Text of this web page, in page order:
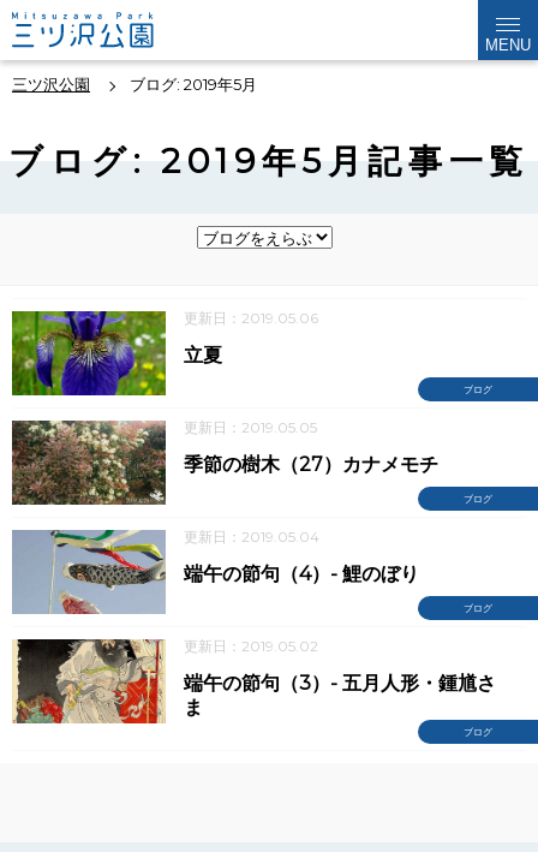
MENU
三ツ沢公園 ブログ: 2019年5月
ブログ: 2019年5月記事一覧
更新日：2019.05.06
ブログ
立夏
更新日：2019.05.05
ブログ
季節の樹木（27）カナメモチ
更新日：2019.05.04
ブログ
端午の節句（4）- 鯉のぼり
更新日：2019.05.02
ブログ
端午の節句（3）- 五月人形・鍾馗さ
ま